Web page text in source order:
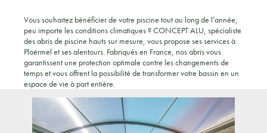
Vous souhaitez bénéficier de votre piscine tout au long de l’année,
peu importe les conditions climatiques ? CONCEPT ALU, spécialiste
des abris de piscine hauts sur mesure, vous propose ses services à
Ploërmel et ses alentours. Fabriqués en France, nos abris vous
garantissent une protection optimale contre les changements de
temps et vous offrent la possibilité de transformer votre bassin en un
espace de vie à part entière.